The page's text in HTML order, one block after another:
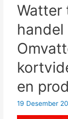
verkoopsvideo's
te
skep?
Hierdie
6
videoscenario's
die
doeltreffendste
om
Watter
handel
en
19 Desember